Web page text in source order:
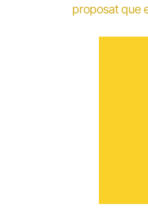
proposat que